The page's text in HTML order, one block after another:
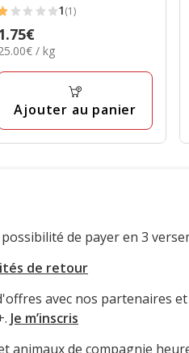
- 70g
1
1(1)
/ kg
Ajouter au panier
de payer en 3
de retour
avec nos partenaires
Je m’inscris
animaux de compagnie